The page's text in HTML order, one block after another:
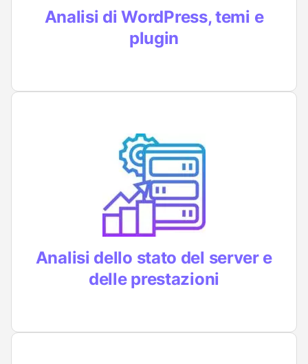
Analisi di WordPress, temi e
plugin
Analisi dello stato del server e
delle prestazioni
Rileviamo la presenza di problemi di
configurazione che possono
compromettere le performance del tuo
sito, rallentandolo